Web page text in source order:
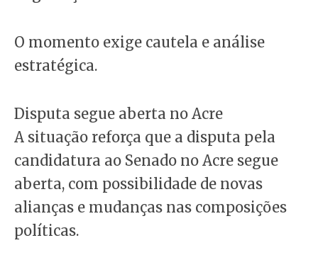
O momento exige cautela e análise
estratégica.
Disputa segue aberta no Acre
A situação reforça que a disputa pela
candidatura ao Senado no Acre segue
aberta, com possibilidade de novas
alianças e mudanças nas composições
políticas.